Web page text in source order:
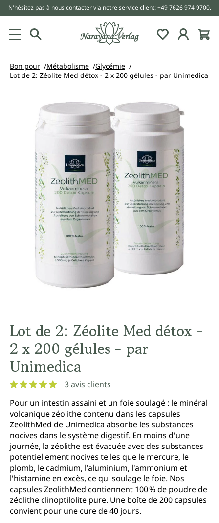
principal
N'hésitez pas à nous contacter via notre service client: +49 7626 974 9700.
Bon pour Métabolisme
Glycémie
Lot de 2: Zéolite Med détox - 2 x 200 gélules - par Unimedica
Ignorer la galerie d'images
Lot de 2: Zéolite Med détox -
2 x 200 gélules - par
Unimedica
3 avis clients
Pour un intestin assaini et un foie soulagé : le minéral
volcanique zéolithe contenu dans les capsules
ZeolithMed de Unimedica absorbe les substances
nocives dans le système digestif. En moins d'une
journée, la zéolithe est évacuée avec des substances
potentiellement nocives telles que le mercure, le
plomb, le cadmium, l'aluminium, l'ammonium et
l'histamine en excès, ce qui soulage le foie. Nos
capsules ZeolithMed contiennent 100 % de poudre de
zéolithe clinoptilolite pure. Une boîte de 200 capsules
convient pour une cure de 40 jours.